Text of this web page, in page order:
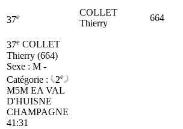
37e
COLLET
Thierry
664
37e COLLET
Thierry (664)
Sexe : M -
Catégorie :
2e
M5M EA VAL
D'HUISNE
CHAMPAGNE
41:31